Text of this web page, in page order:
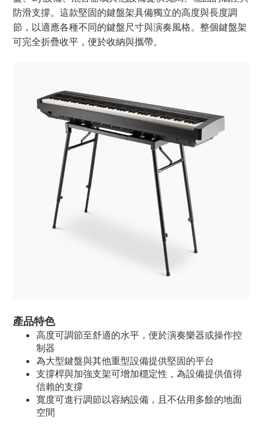
防滑支撐。這款堅固的鍵盤架具備獨立的高度與長度調
節，以適應各種不同的鍵盤尺寸與演奏風格。整個鍵盤架
可完全折疊收平，便於收納與攜帶。
產品特色
高度可調節至舒適的水平，便於演奏樂器或操作控
制器
為大型鍵盤與其他重型設備提供堅固的平台
支撐桿與加強支架可增加穩定性，為設備提供值得
信賴的支撐
寬度可進行調節以容納設備，且不佔用多餘的地面
空間